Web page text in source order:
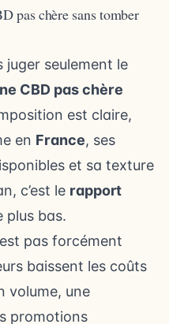
pas chère sans tomber
juger seulement le
CBD pas chère
est claire,
en France, ses
et sa texture
c’est le rapport
plus bas.
pas forcément
baissent les coûts
volume, une
promotions